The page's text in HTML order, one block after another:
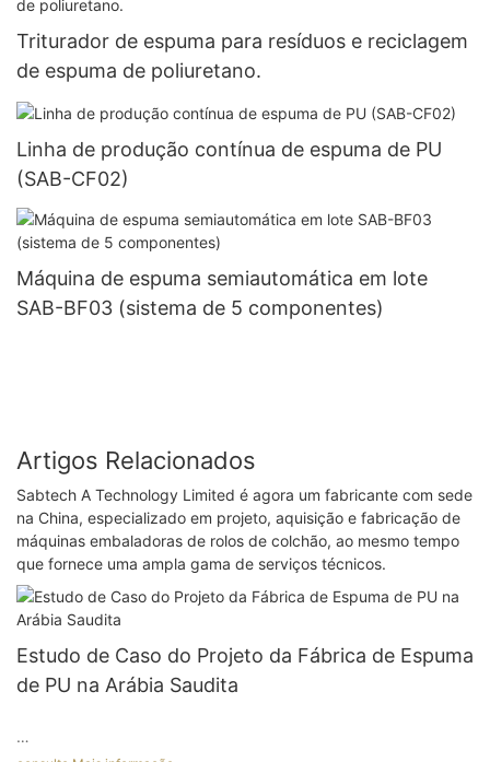
Triturador de espuma para resíduos e reciclagem
de espuma de poliuretano.
Linha de produção contínua de espuma de PU
(SAB-CF02)
Máquina de espuma semiautomática em lote
SAB-BF03 (sistema de 5 componentes)
Artigos Relacionados
Sabtech A Technology Limited é agora um fabricante com sede
na China, especializado em projeto, aquisição e fabricação de
máquinas embaladoras de rolos de colchão, ao mesmo tempo
que fornece uma ampla gama de serviços técnicos.
Estudo de Caso do Projeto da Fábrica de Espuma
de PU na Arábia Saudita